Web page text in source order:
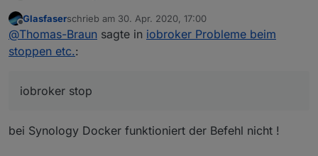
root angemeldet bist, dann brauchst du auch
kein 'sudo' um an root-Rechte zukommen.
würde da mal den Fixer drüberjagen, da stimmt
Offline
Glasfaserschrieb am 30. Apr. 2020, 17:00
zuletzt editiert von
@Thomas-Braun sagte in iobroker Probleme beim
stoppen etc.:
iobroker stop
bei Synology Docker funktioniert der Befehl nicht !